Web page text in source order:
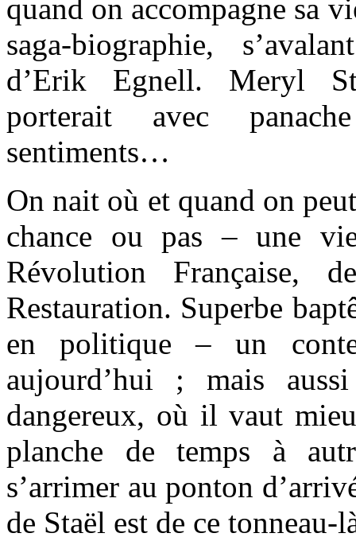
quand on accompagne sa
saga-biographie,
d’Erik Egnell. Meryl
porterait avec
sentiments…
On nait où et quand on
chance ou pas – une
Révolution Française,
Restauration. Superbe
en politique – un
aujourd’hui ; mais
dangereux, où il vaut
planche de temps à
s’arrimer au ponton
de Staël est de ce tonneau-